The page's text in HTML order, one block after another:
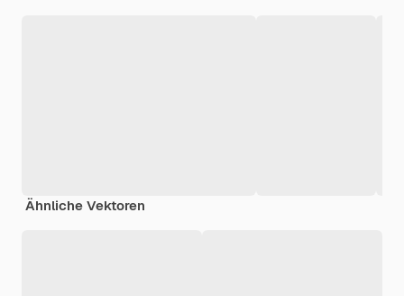
Ähnliche Vektoren